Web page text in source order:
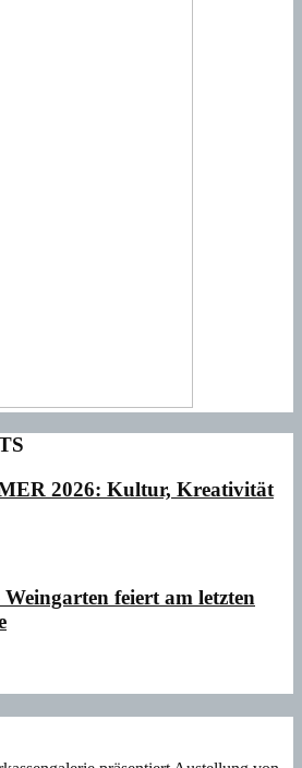
2026: Kultur, Kreativität
feiert am letzten